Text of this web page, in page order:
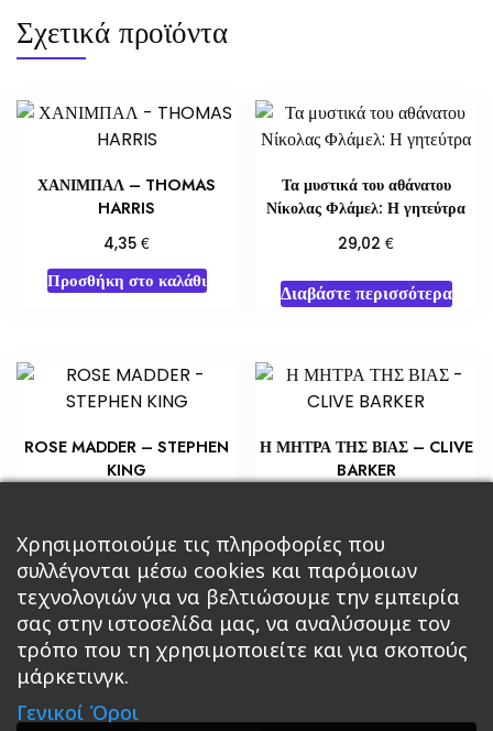
Σχετικά προϊόντα
ΧΑΝΙΜΠΑΛ – THOMAS
HARRIS
4,35€
Προσθήκη στο καλάθι
Τα μυστικά του αθάνατου
Νίκολας Φλάμελ: Η γητεύτρα
29,02€
Διαβάστε περισσότερα
ROSE MADDER – STEPHEN
KING
Προσθήκη στο καλάθι
Η ΜΗΤΡΑ ΤΗΣ ΒΙΑΣ – CLIVE
BARKER
Προσθήκη στο καλάθι
Κεντρική Βιβλία
Roleplaying Games Ψυχαγωγία Εκδόσεις Βάρδος
Χρησιμοποιούμε τις πληροφορίες που
συλλέγονται μέσω cookies και παρόμοιων
τεχνολογιών για να βελτιώσουμε την εμπειρία
σας στην ιστοσελίδα μας, να αναλύσουμε τον
τρόπο που τη χρησιμοποιείτε και για σκοπούς
μάρκετινγκ.
Γενικοί Όροι